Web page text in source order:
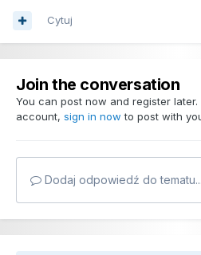
Cytuj
Join the conversation
You can post now and register
account, sign in now to post with
Dodaj odpowiedź do tematu...